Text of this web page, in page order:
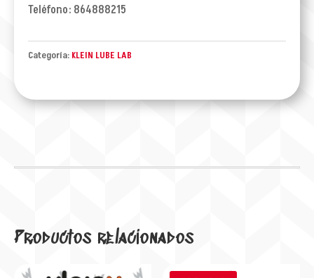
Teléfono: 864888215
Categoría: KLEIN LUBE LAB
Productos relacionados